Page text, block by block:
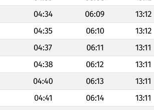
04:34 06:09 13:12
04:35 06:10 13:12
04:37 06:11 13:11
04:38 06:12 13:11
04:40 06:13 13:11
04:41 06:14 13:11